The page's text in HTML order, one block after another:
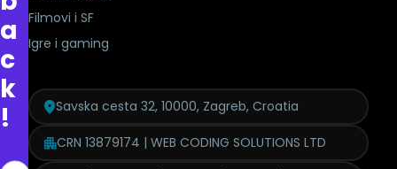
a
c
k
!
Filmovi i SF
Igre i gaming
Savska cesta 32, 10000, Zagreb, Croatia
CRN 13879174 | WEB CODING SOLUTIONS LTD